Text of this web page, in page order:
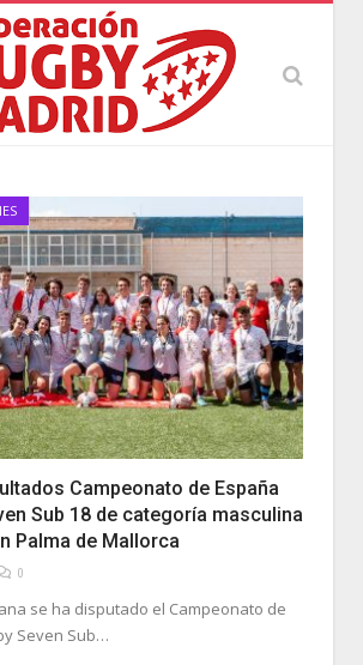
Campeonato de España
Sub 18 de categoría masculina
Palma de Mallorca
0
se ha disputado el Campeonato de
Seven Sub…